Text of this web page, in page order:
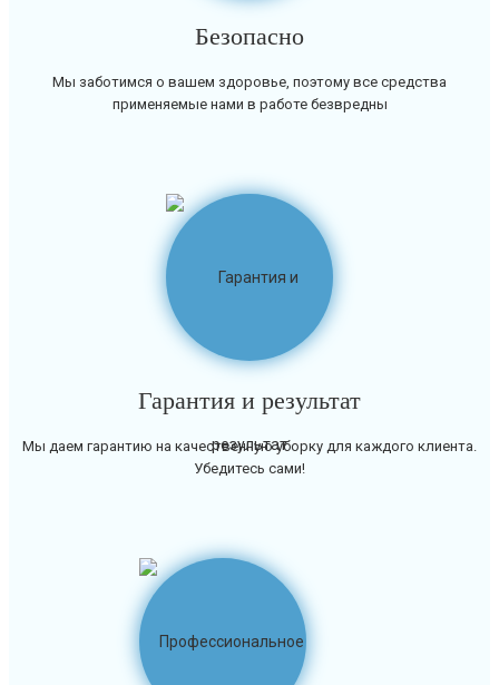
Безопасно
Мы заботимся о вашем здоровье, поэтому все средства
применяемые нами в работе безвредны
Гарантия и результат
Мы даем гарантию на качественную уборку для каждого клиента.
Убедитесь сами!